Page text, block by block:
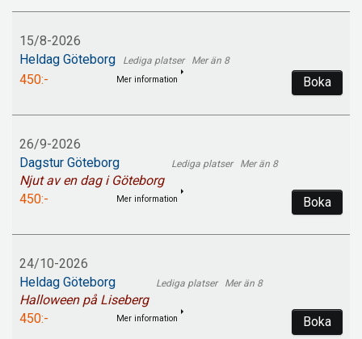
15/8-2026
Heldag Göteborg
Mer än 8
450:- Boka
Mer information
26/9-2026
Dagstur Göteborg
Njut av en dag i Göteborg
Mer än 8
450:- Boka
Mer information
24/10-2026
Heldag Göteborg
Halloween på Liseberg
Mer än 8
450:- Boka
Mer information